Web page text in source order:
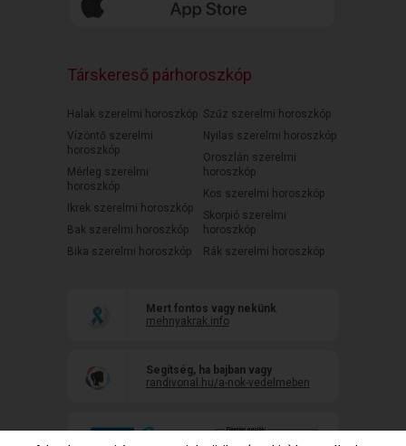
Társkereső párhoroszkóp
Halak szerelmi horoszkóp
Vízöntő szerelmi
horoszkóp
Mérleg szerelmi
horoszkóp
Ikrek szerelmi horoszkóp
Bak szerelmi horoszkóp
Bika szerelmi horoszkóp
Szűz szerelmi horoszkóp
Nyilas szerelmi horoszkóp
Oroszlán szerelmi
horoszkóp
Kos szerelmi horoszkóp
Skorpió szerelmi
horoszkóp
Rák szerelmi horoszkóp
Mert fontos vagy nekünk
mehnyakrak.info
Segítség, ha bajban vagy
randivonal.hu/a-nok-vedelmeben